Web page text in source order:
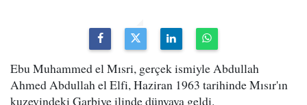
Ebu Muhammed el Mısri, gerçek ismiyle Abdullah
Ahmed Abdullah el Elfi, Haziran 1963 tarihinde Mısır'ın
kuzeyindeki Garbiye ilinde dünyaya geldi.